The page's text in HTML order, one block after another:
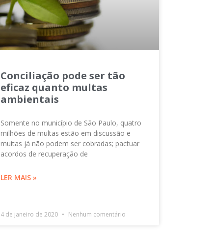
Conciliação pode ser tão
eficaz quanto multas
ambientais
Somente no município de São Paulo, quatro
milhões de multas estão em discussão e
muitas já não podem ser cobradas; pactuar
acordos de recuperação de
LER MAIS »
4 de janeiro de 2020 Nenhum comentário